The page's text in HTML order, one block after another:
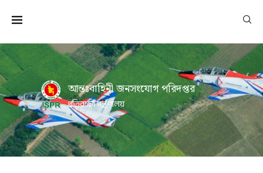
আন্তঃবাহিনী জনসংযোগ পরিদপ্তর
প্রতিরক্ষা মন্ত্রণালয়